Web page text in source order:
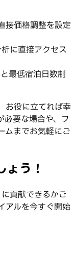
接価格調整を設定
に直接アクセス
最低宿泊日数制
お役に立てれば幸
必要な場合や、フ
ムまでお気軽にご
う！
貢献できるかご
アルを今すぐ開始